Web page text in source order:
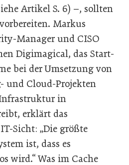
Artikel S. 6) –, sollten
Markus
Manager und CISO
Digimagical, das Start-
bei der Umsetzung von
und Cloud-Projekten
in
erklärt das
Sicht: „Die größte
ist, dass es
wird.“ Was im Cache